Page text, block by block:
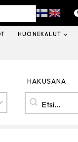
HUONEKALUT
HAKUSANA
HAKUSANA
Hakusana